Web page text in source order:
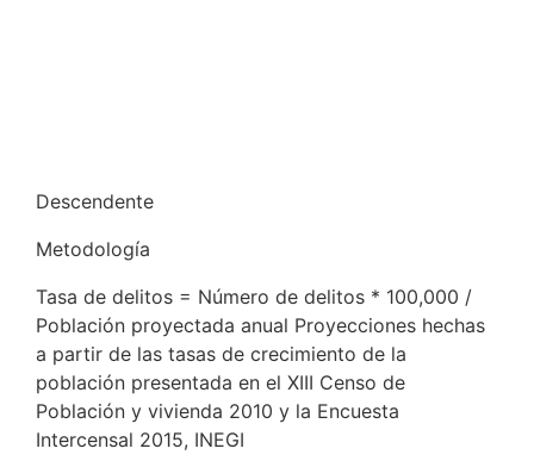
Descendente
Metodología
Tasa de delitos = Número de delitos * 100,000 /
Población proyectada anual Proyecciones hechas
a partir de las tasas de crecimiento de la
población presentada en el XIII Censo de
Población y vivienda 2010 y la Encuesta
Intercensal 2015, INEGI